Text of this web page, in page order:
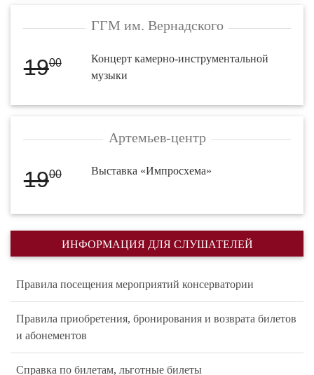
ГГМ им. Вернадского
1900
Концерт камерно-инструментальной
музыки
Артемьев-центр
1900 Выставка «Импросхема»
ИНФОРМАЦИЯ ДЛЯ СЛУШАТЕЛЕЙ
Правила посещения мероприятий консерватории
Правила приобретения, бронирования и возврата билетов
и абонементов
Справка по билетам, льготные билеты